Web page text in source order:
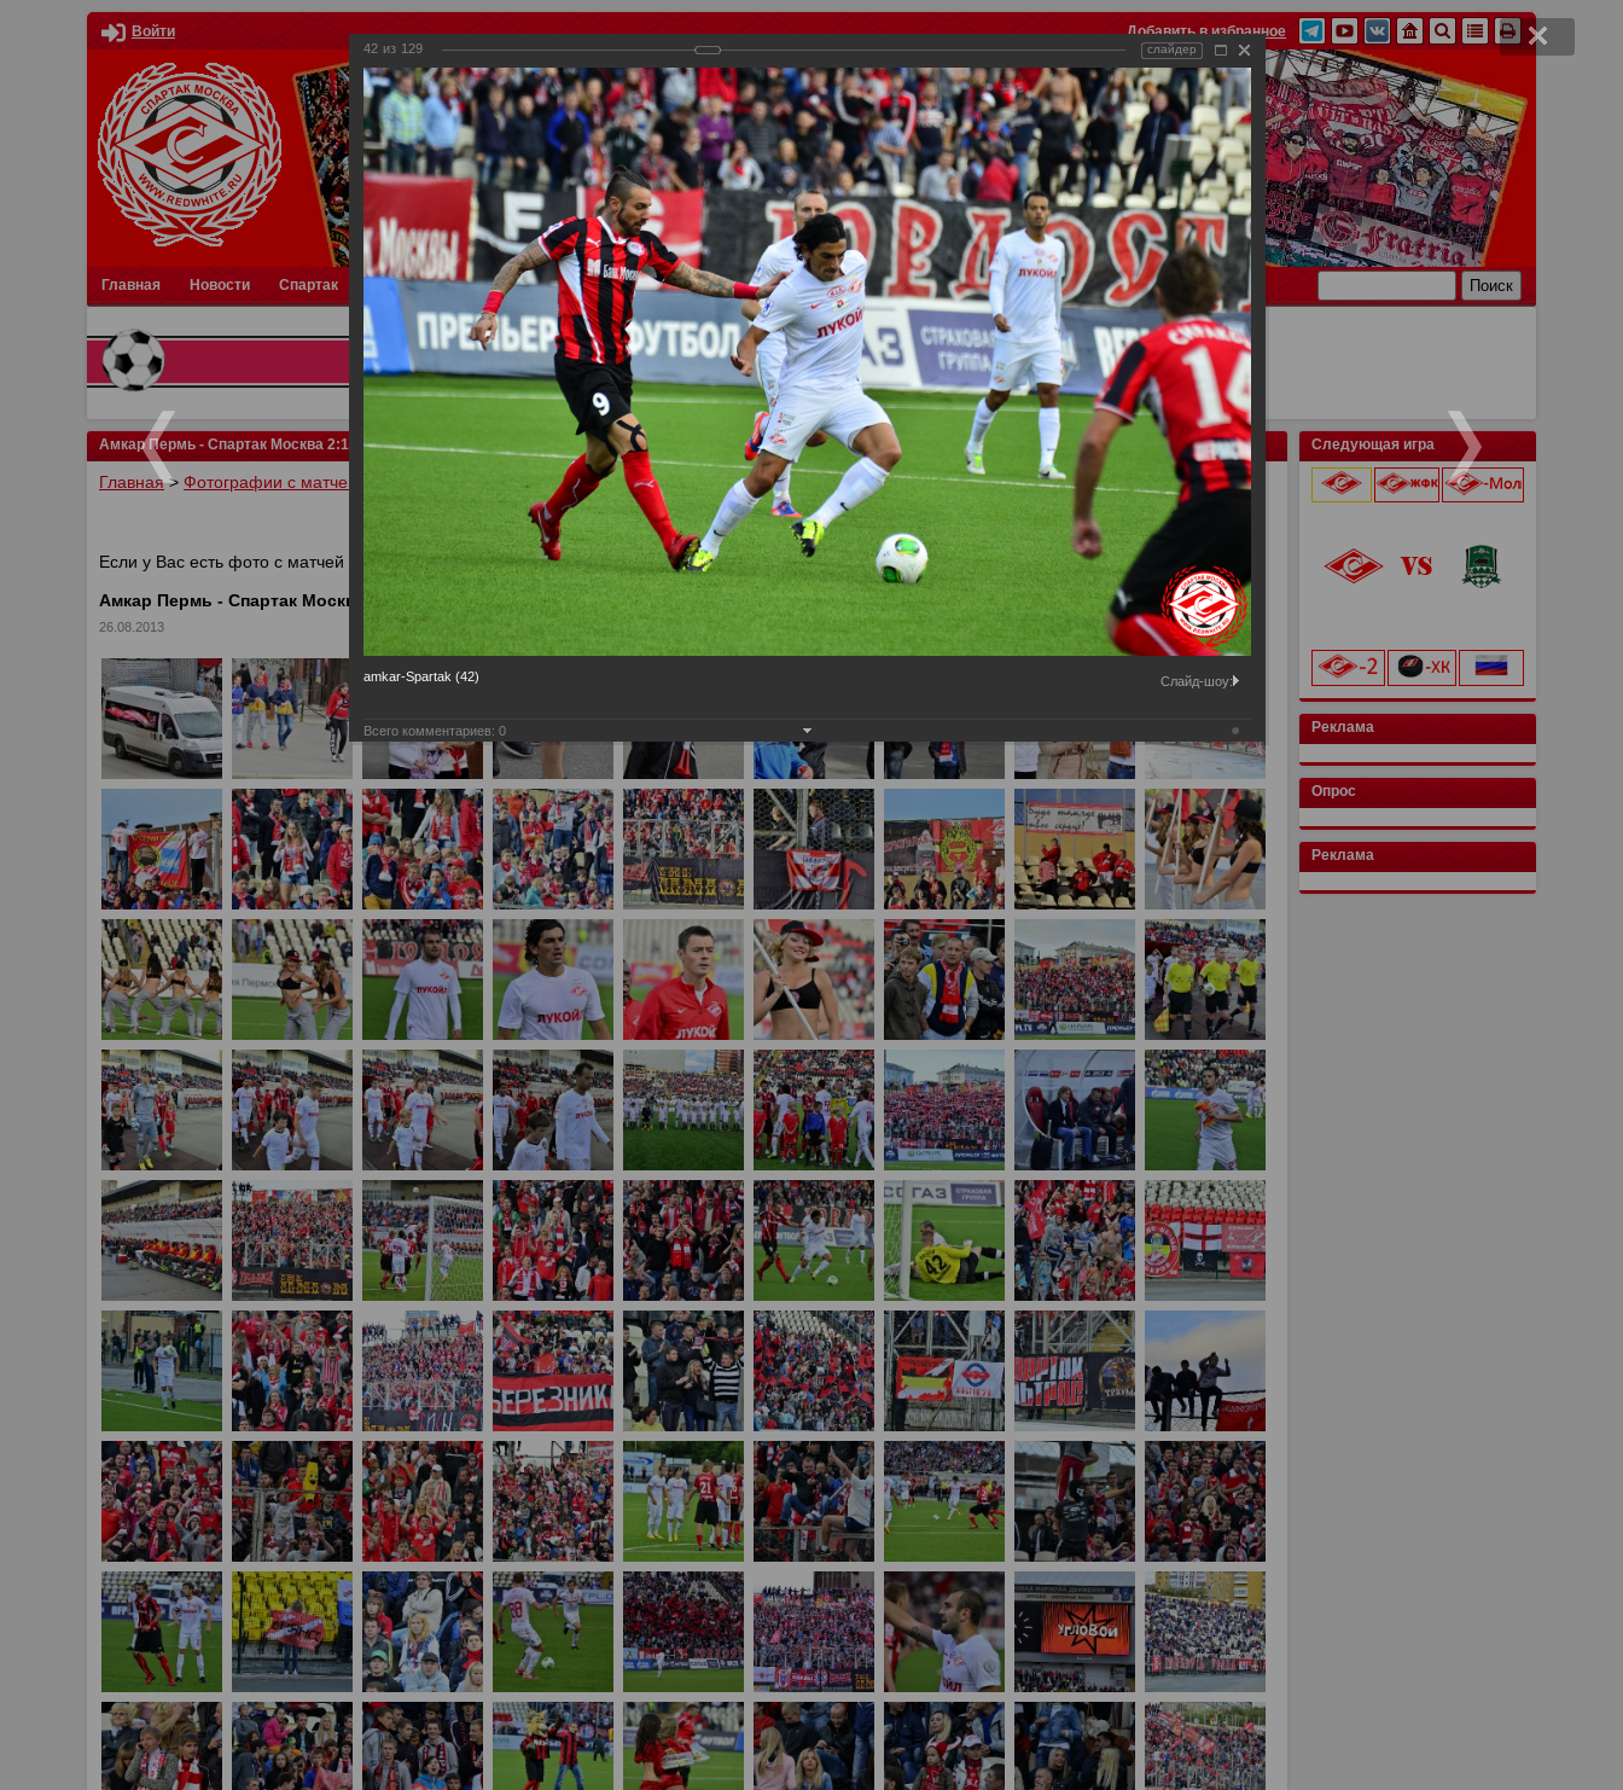
Войти Добавить в избранное
Главная Новости Спартак Турниры Фотки Отчеты Видео Фанату Стадионы О футболе КБ Форум Ссылки
Амкар Пермь - Спартак Москва 2:1
Главная> Фотографии с матчей Спартака, Сборной Росиии>ФК Спартак Сезон 2013/2014 >Амкар Пермь - Спартак Москва 2:1
Уважаемые посетители нашего сайта!
Если у Вас есть фото с матчей
Спартака, высылайте нам напочтумы обязательно разместим их в этом разделе.
Амкар Пермь - Спартак Москва 2:1
26.08.2013
Следующая игра
Реклама
Опрос
Реклама
42 из 129 слайдер
amkar-Spartak (42) Слайд-шоу:
Всего комментариев: 0